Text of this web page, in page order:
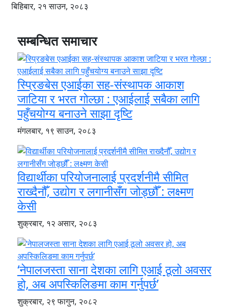
बिहिबार, २१ साउन, २०८३
सम्बन्धित समाचार
स्प्रिङबेस एआईका सह-संस्थापक आकाश
जाटिया र भरत गोल्छा : एआईलाई सबैका लागि
पहुँचयोग्य बनाउने साझा दृष्टि
मंगलबार, १९ साउन, २०८३
विद्यार्थीका परियोजनालाई प्रदर्शनीमै सीमित
राख्दैनौँ, उद्योग र लगानीसँग जोड्छौँ : लक्ष्मण
केसी
शुक्रबार, १२ असार, २०८३
‘नेपालजस्ता साना देशका लागि एआई ठूलो अवसर
हो, अब अपस्किलिङमा काम गर्नुपर्छ’
शुक्रबार, २९ फागुन, २०८२